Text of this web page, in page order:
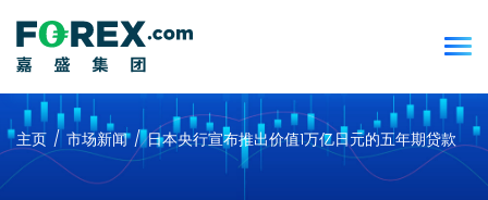
主页 市场新闻 日本央行宣布推出价值1万亿日元的五年期贷款